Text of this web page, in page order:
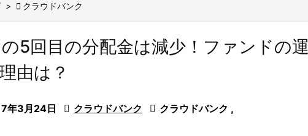
>  クラウドバンク
5回目の分配金は減少！ファンドの運
由は？
年3月24日  クラウドバンク  クラウドバンク ,